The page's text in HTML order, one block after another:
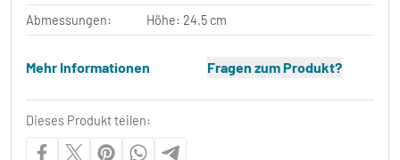
Abmessungen:
Höhe: 24.5 cm
Mehr Informationen Fragen zum Produkt?
Dieses Produkt teilen: